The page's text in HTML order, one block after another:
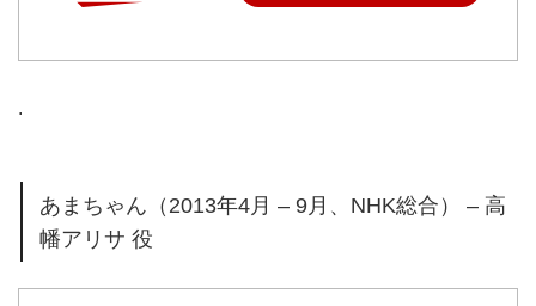
.
あまちゃん（2013年4月 – 9月、NHK総合） – 高
幡アリサ 役